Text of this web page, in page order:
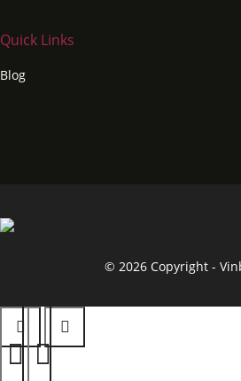
Quick Links
Blog
© 2026 Copyright -